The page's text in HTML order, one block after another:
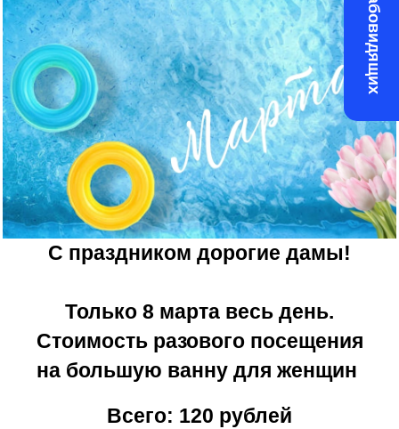
С праздником дорогие дамы!
Только 8 марта весь день.
Стоимость разового посещения
на большую ванну для женщин
Всего: 120 рублей